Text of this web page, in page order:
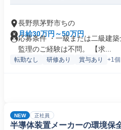
長野県茅野市ちの
月給30万円～50万円
応募条件 ・一級または二級建
監理のご経験は不問。 【求...
転勤なし 研修あり 賞与あり +1個
NEW 正社員
半導体装置メーカーの環境保